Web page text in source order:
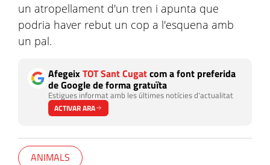
un atropellament d'un tren i apunta que
podria haver rebut un cop a l'esquena amb
un pal.
AfegeixTOT Sant Cugatcom a font preferida
de Google de forma gratuïta
Estigues informat amb les últimes notícies d'actualitat
ACTIVAR ARA
ANIMALS